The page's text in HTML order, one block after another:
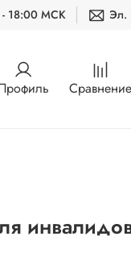
- 18:00 МСК Эл.
Сравнение